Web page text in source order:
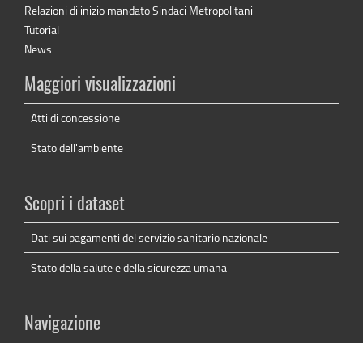
Relazioni di inizio mandato Sindaci Metropolitani
Tutorial
News
Maggiori visualizzazioni
Atti di concessione
Stato dell'ambiente
Scopri i dataset
Dati sui pagamenti del servizio sanitario nazionale
Stato della salute e della sicurezza umana
Navigazione